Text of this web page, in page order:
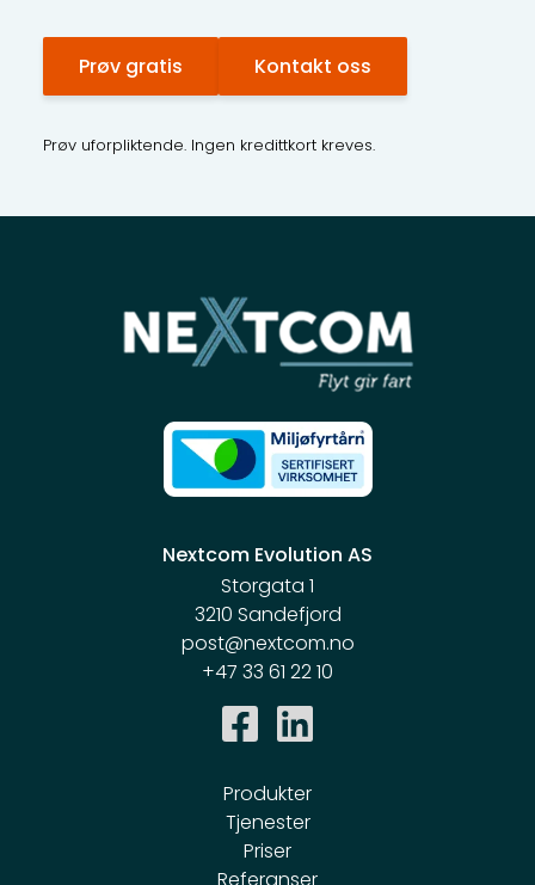
Prøv gratis Kontakt oss
Prøv uforpliktende. Ingen kredittkort kreves.
Nextcom Evolution AS
Storgata 1
3210 Sandefjord
post@nextcom.no
+47 33 61 22 10
Produkter
Tjenester
Priser